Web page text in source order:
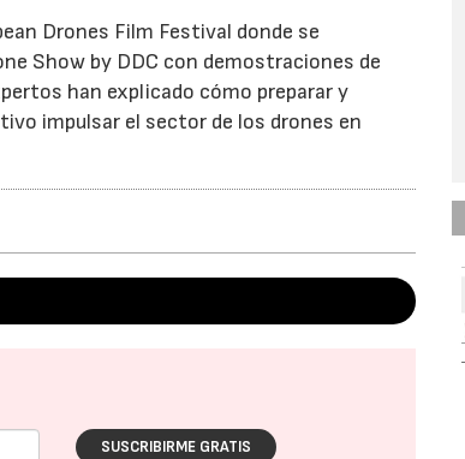
Drones Film Festival donde se
Show by DDC con demostraciones de
han explicado cómo preparar y
impulsar el sector de los drones en
SUSCRIBIRME GRATIS